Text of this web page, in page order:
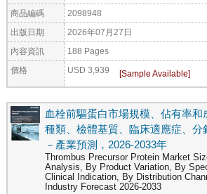
商品編碼 2098948
出版日期 2026年07月27日
內容資訊 188 Pages
價格 USD 3,939
血栓前驅蛋白市場規模、佔有率和
種類、檢體基質、臨床適應症、分
－產業預測，2026-2033年
Thrombus Precursor Protein Market
Analysis, By Product Variation, By
Clinical Indication, By Distribution
Industry Forecast 2026-2033